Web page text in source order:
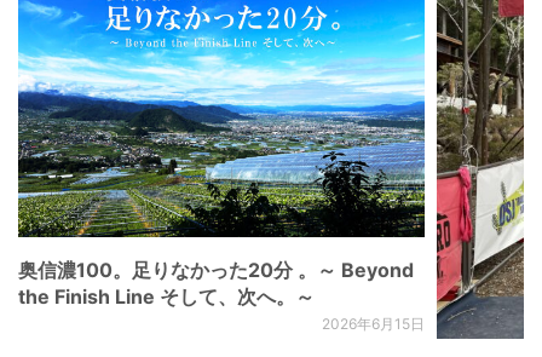
奥信濃100。足りなかった20分 。～ Beyond
the Finish Line そして、次へ。～
2026年6月15日